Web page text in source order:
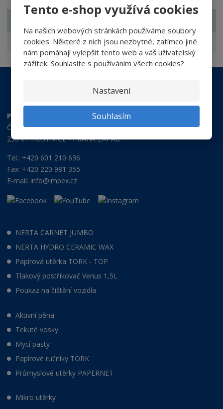
Tento e-shop využívá cookies
Na našich webových stránkách používáme soubory
cookies. Některé z nich jsou nezbytné, zatímco jiné
nám pomáhají vylepšit tento web a váš uživatelský
zážitek. Souhlasíte s používáním všech cookies?
Nastavení
Souhlasím
Nerta
Provozovna:
Čsl. armády 982
253 01 HOSTIVICE - PRAHA ZÁPAD
Tel.: +420 601 210 636
Fax: +420 220 981 355
E-mail: info@impex.cz
NERTA CARNET JUMBO
NERTA HYDRO CERAMIC WAX
Papírová utěrka TORK - TOP
Tlakový postřikovač Venus 1,5L
Poukaz na čištění vozidla
Aktivní pěna
Tekuté vosky
Mycí pasty
Papírové ručníky TORK
Průmyslové utěrky PAPERNET
Mikro utěrky